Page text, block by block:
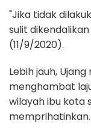
"Jika tidak
sulit
(11/9/2020).
Lebih jauh,
menghambat
wilayah ibu kota
memprihatinkan.